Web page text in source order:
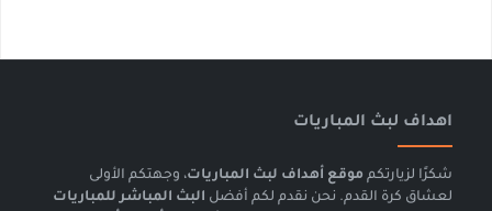
اهداف لبث المباريات
شكرًا لزيارتكم موقع أهداف لبث المباريات، وجهتكم الأولى
لعشاق كرة القدم. نحن نقدم لكم أفضل البث المباشر للمباريات